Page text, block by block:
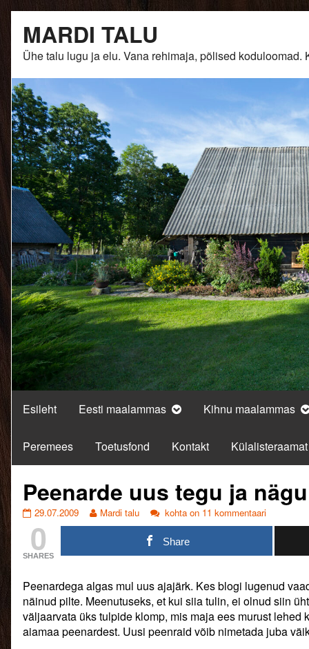
content
MARDI TALU
Ühe talu lugu ja elu. Vana rehimaja, põlised
Esileht Eesti maalammas Kihnu maalammas
Peremees Toetusfond Kontakt Külalisteraamat
Peenarde uus tegu ja
Peenarde
tegu
ja
nägu.
on
29.07.2009
Read
more
of
Peenarde
uus
tegu
ja
Mardi talu
Peenarde
uus
tegu
ja
kohta on 11 kommentaari
0
SHARES
Share
Peenardega algas mul uus ajajärk. Kes blogi lugenud
näinud pilte. Meenutuseks, et kui siia tulin, ei olnud siin
väljaarvata üks tulpide klomp, mis maja ees murust lehed
aiamaa peenardest. Uusi peenraid võib nimetada juba